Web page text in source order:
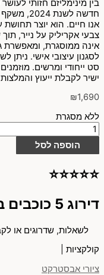
בין מינימליזם חזותי
חדשה
אנו חיים. הוא יוצר
צבעי אקריליק על נייר,
אינה ממוסגרת,
לסגנון עיצובי אישי.
סט ייחודי ומרשים.
ישיר לקבלת ייעוץ
₪1,690
ללא מסגרת
הוספה לסל
⭐⭐⭐⭐⭐
דירוג 5 כוכבים בגוגל
לשאלות, שדרוגים או
קולקציות |
ציורי אבסטרקט